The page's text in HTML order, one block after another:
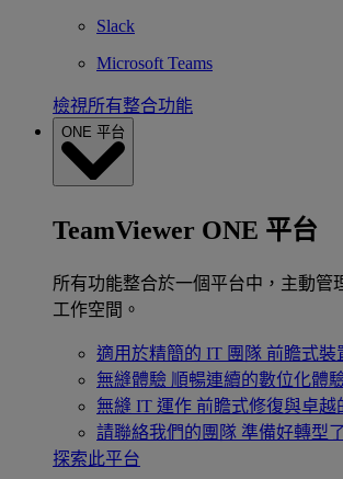
Slack
Microsoft Teams
檢視所有整合功能
ONE 平台
TeamViewer ONE 平台
所有功能整合於一個平台中，主動管
工作空間。
適用於精簡的 IT 團隊 前瞻式裝
無縫體驗 順暢連續的數位化體
無縫 IT 運作 前瞻式修復與卓越
請聯絡我們的團隊 準備好轉型
探索此平台